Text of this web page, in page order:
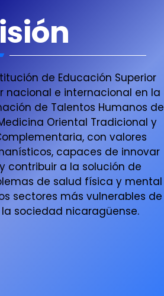
de Educación Superior
nacional e internacional en la
de Talentos Humanos de
Oriental Tradicional y
con valores
capaces de innovar
y contribuir a la solución de
de salud física y mental
sectores más vulnerables de
la sociedad nicaragüense.